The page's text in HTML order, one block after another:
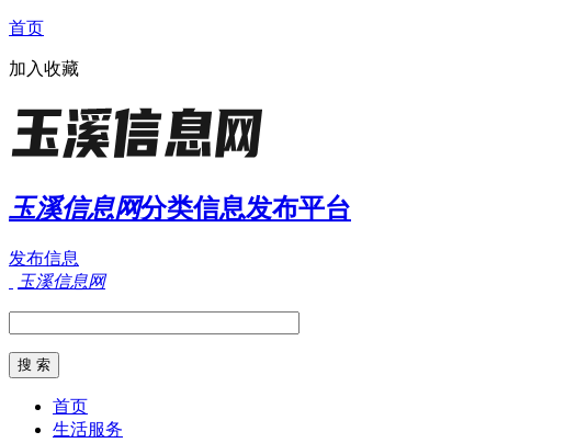
首页
加入收藏
玉溪信息网分类信息发布平台
发布信息
玉溪信息网
首页
生活服务